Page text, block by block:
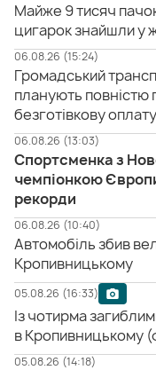
Майже 9 тисяч
цигарок знайшли у
06.08.26 (15:24)
Громадський
планують повністю
безготівкову
06.08.26 (13:03)
Спортсменка з
чемпіонкою
рекорди
06.08.26 (10:40)
Автомобіль збив
Кропивницькому
05.08.26 (16:33)
Із чотирма
в Кропивницькому
05.08.26 (14:18)